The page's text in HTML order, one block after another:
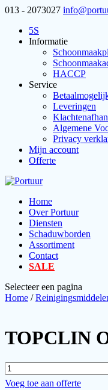
013 - 2073027
5S
Informatie
HACCP
Service
Leveringen
Algemene
Privacy
Mijn account
Offerte
Home
Over Portuur
Diensten
Schaduwborden
Assortiment
Contact
SALE
Selecteer een pagina
Home /
TOPCLIN
TOPCLIN
Oven
Voeg toe aan offerte